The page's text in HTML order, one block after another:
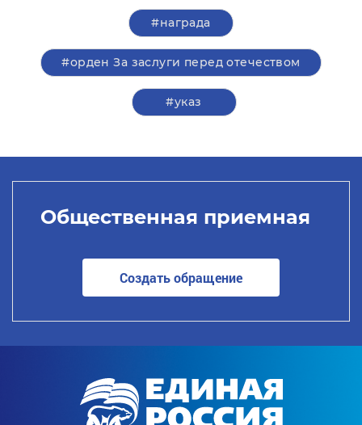
#награда
#орден За заслуги перед отечеством
#указ
Общественная приемная
Создать обращение